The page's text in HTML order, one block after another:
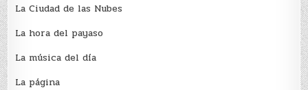
La Ciudad de las Nubes
La hora del payaso
La música del día
La página